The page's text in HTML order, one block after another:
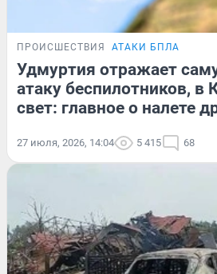
ПРОИСШЕСТВИЯ АТАКИ БПЛА
Удмуртия отражает
атаку беспилотников, в
свет: главное о налете
27 июля, 2026, 14:04 5 415 68